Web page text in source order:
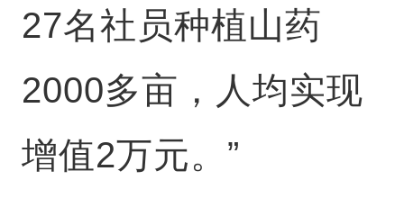
27名社员种植山药
2000多亩，人均实现
增值2万元。”